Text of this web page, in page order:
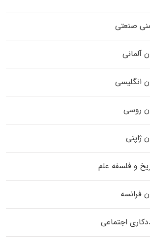
صنعتی
آلمانی
انگلیسی
روسی
ژاپنی
و فلسفه علم
فرانسه
اجتماعی